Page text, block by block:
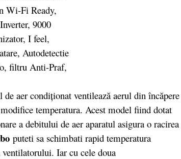
de aer condiţionat ventilează aerul din încăpere
temperatura. Acest model fiind dotat
a debitului de aer aparatul asigura o racirea
puteti sa schimbati rapid temperatura
Iar cu cele doua